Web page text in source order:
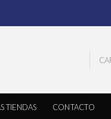
TIENDAS CONTACTO